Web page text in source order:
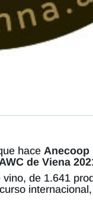
hace Anecoop
AWC de Viena
de 1.641